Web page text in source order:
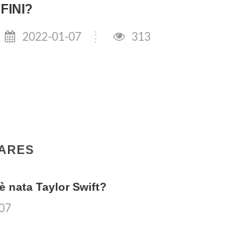
FINI?
2022-01-07 313
nata Taylor Swift?